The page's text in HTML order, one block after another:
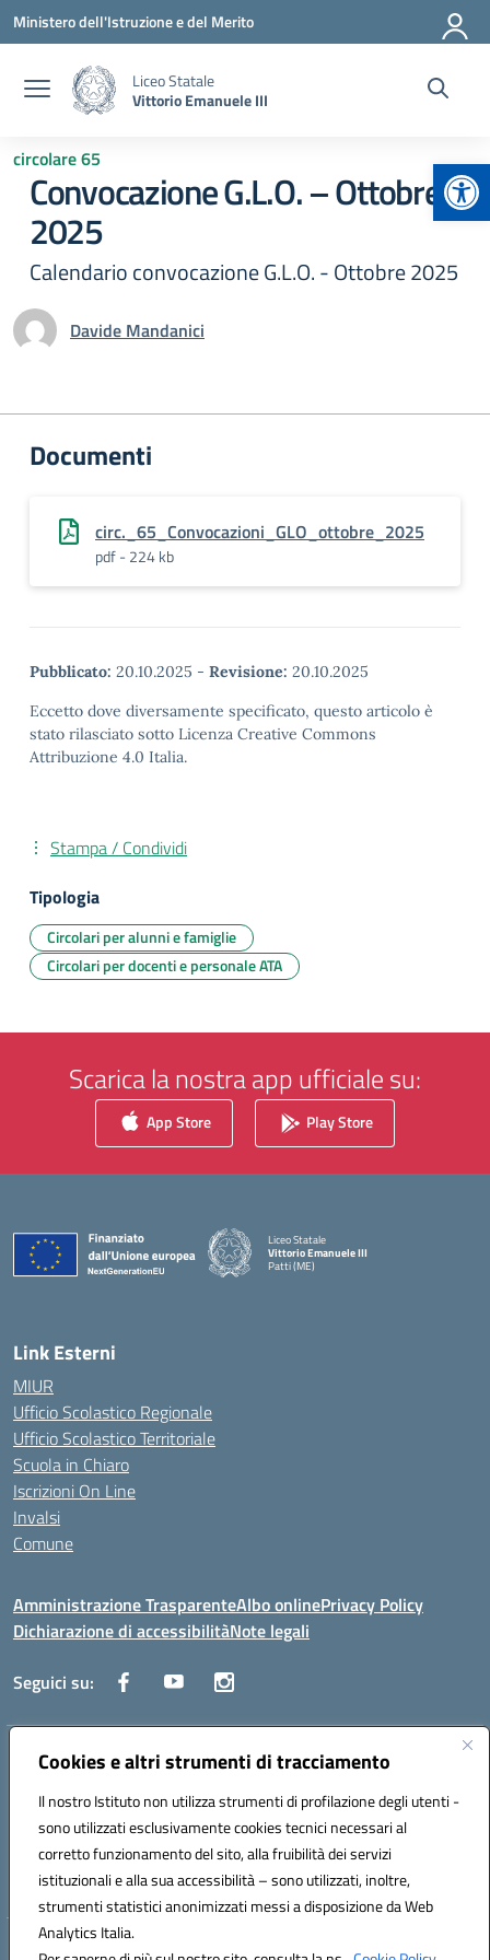
Cookies e altri strumenti di tracciamento
Il nostro Istituto non utilizza strumenti di profilazione degli utenti -
sono utilizzati esclusivamente cookies tecnici necessari al
corretto funzionamento del sito, alla fruibilità dei servizi
istituzionali e alla sua accessibilità – sono utilizzati, inoltre,
strumenti statistici anonimizzati messi a disposizione da Web
Analytics Italia.
Vai ai contenuti
Vai al menu di navigazione
Vai al footer
Ministero dell'Istruzione e del Merito
Liceo Statale
Vittorio Emanuele III
circolare 65
Convocazione G.L.O. – Ottobre
2025
Calendario convocazione G.L.O. - Ottobre 2025
Davide Mandanici
Documenti
circ._65_Convocazioni_GLO_ottobre_2025
pdf - 224 kb
Pubblicato: 20.10.2025 - Revisione: 20.10.2025
Eccetto dove diversamente specificato, questo articolo è
stato rilasciato sotto Licenza Creative Commons
Attribuzione 4.0 Italia.
Stampa / Condividi
Tipologia
Circolari per alunni e famiglie
Circolari per docenti e personale ATA
Scarica la nostra app ufficiale su:
App Store Play Store
Liceo Statale
Vittorio Emanuele III
Patti (ME)
Link Esterni
MIUR
Ufficio Scolastico Regionale
Ufficio Scolastico Territoriale
Scuola in Chiaro
Iscrizioni On Line
Invalsi
Comune
Amministrazione TrasparenteAlbo onlinePrivacy Policy
Dichiarazione di accessibilitàNote legali
Seguici su:
Indirizzo:Via Trieste, 43 – 98066 Patti (ME)
Posta elettronica certificata (PEC):mepc060006@pec.istruzione.it
Codice fiscale: 86000610831
Codice meccanografico: MEPC060006
Hosting & Powered by 3D Solution S.r.l.